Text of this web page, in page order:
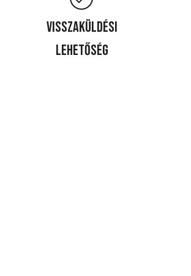
Visszaküldési
lehetőség